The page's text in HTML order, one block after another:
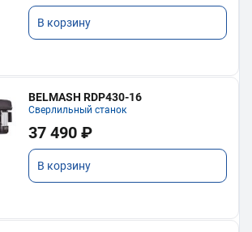
В корзину
BELMASH RDP430-16
Сверлильный станок
37 490 ₽
В корзину